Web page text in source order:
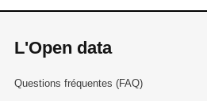
L'Open data
Questions fréquentes (FAQ)